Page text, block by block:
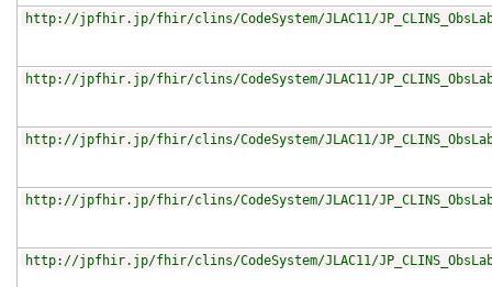
http://jpfhir.jp/fhir/clins/CodeSystem/JLAC11/
http://jpfhir.jp/fhir/clins/CodeSystem/JLAC11/
http://jpfhir.jp/fhir/clins/CodeSystem/JLAC11/
http://jpfhir.jp/fhir/clins/CodeSystem/JLAC11/
http://jpfhir.jp/fhir/clins/CodeSystem/JLAC11/